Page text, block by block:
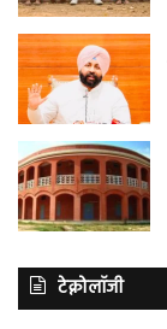
टेक्नोलॉजी